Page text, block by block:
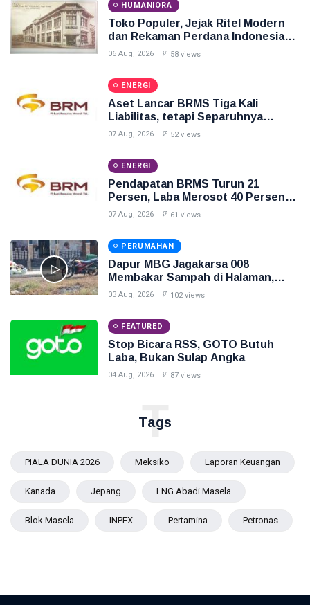
HUMANIORA
Toko Populer, Jejak Ritel Modern
dan Rekaman Perdana Indonesia
Raya di Pasar Baru
06 Aug, 2026 58 views
ENERGI
Aset Lancar BRMS Tiga Kali
Liabilitas, tetapi Separuhnya
Berupa Uang Muka
07 Aug, 2026 52 views
ENERGI
Pendapatan BRMS Turun 21
Persen, Laba Merosot 40 Persen
dan Arus Kas Operasi Negatif
07 Aug, 2026 61 views
PERUMAHAN
Dapur MBG Jagakarsa 008
Membakar Sampah di Halaman,
Inilah Gambarnya
03 Aug, 2026 102 views
FEATURED
Stop Bicara RSS, GOTO Butuh
Laba, Bukan Sulap Angka
04 Aug, 2026 87 views
Tags
T
PIALA DUNIA 2026 Meksiko Laporan Keuangan
Kanada Jepang LNG Abadi Masela
Blok Masela INPEX Pertamina Petronas